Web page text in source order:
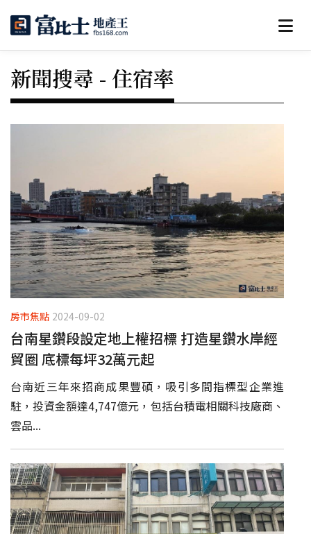
新聞搜尋 - 住宿率
房市焦點 2024-09-02
台南星鑽段設定地上權招標 打造星鑽水岸經
貿圈 底標每坪32萬元起
台南近三年來招商成果豐碩，吸引多間指標型企業進
駐，投資金額達4,747億元，包括台積電相關科技廠商、
雲品...